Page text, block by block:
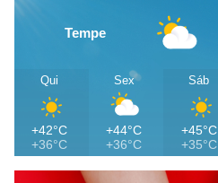
Tempe
Qui
+42°C
+36°C
Sex
+44°C
+36°C
Sáb
+45°C
+35°C